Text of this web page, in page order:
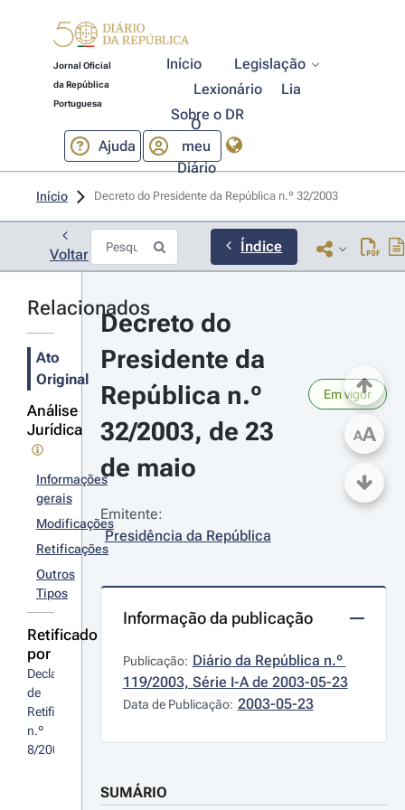
Jornal Oficial
da República
Portuguesa
Início
Legislação
Lexionário
Lia
Sobre o DR
Ajuda
O
meu
Diário
Início Decreto do Presidente da República n.º 32/2003
Voltar Índice
Relacionados
Ato
Original
Análise
Jurídica
Informações
gerais
Modificações
Retificações
Outros
Tipos
Retificado
por
Declaração
de
Retificação
n.º
8/2003
Decreto do
Presidente da
República n.º
32/2003, de 23
de maio
Em vigor
Emitente:
Presidência da República
Informação da publicação
Publicação: Diário da República n.º
119/2003, Série I-A de 2003-05-23
Data de Publicação: 2003-05-23
SUMÁRIO
AA